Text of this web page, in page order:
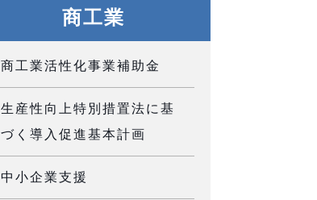
商工業
商工業活性化事業補助金
生産性向上特別措置法に基
づく導入促進基本計画
中小企業支援